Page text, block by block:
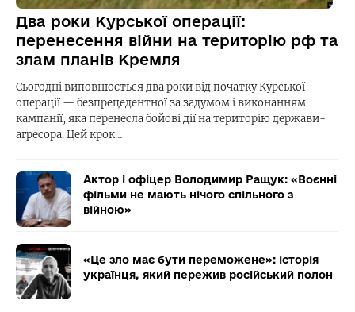
Два роки Курської операції:
перенесення війни на територію рф та
злам планів Кремля
Сьогодні виповнюється два роки від початку Курської
операції — безпрецедентної за задумом і виконанням
кампанії, яка перенесла бойові дії на територію держави-
агресора. Цей крок…
Актор і офіцер Володимир Ращук: «Воєнні
фільми не мають нічого спільного з
війною»
«Це зло має бути переможене»: історія
українця, який пережив російський полон